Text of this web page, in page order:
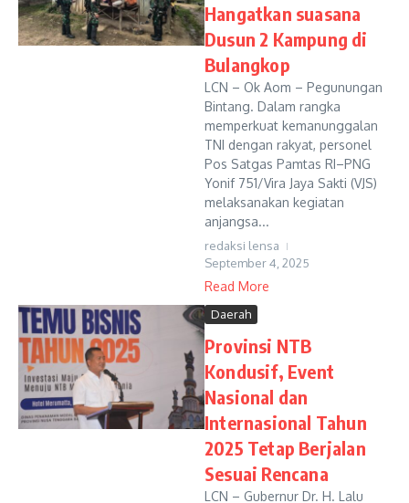
Hangatkan suasana
Dusun 2 Kampung di
Bulangkop
LCN – Ok Aom – Pegunungan
Bintang. Dalam rangka
memperkuat kemanunggalan
TNI dengan rakyat, personel
Pos Satgas Pamtas RI–PNG
Yonif 751/Vira Jaya Sakti (VJS)
melaksanakan kegiatan
anjangsa...
redaksi lensa
September 4, 2025
Read More
Daerah
Provinsi NTB
Kondusif, Event
Nasional dan
Internasional Tahun
2025 Tetap Berjalan
Sesuai Rencana
LCN – Gubernur Dr. H. Lalu